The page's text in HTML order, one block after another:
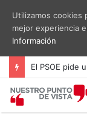
Utilizamos cookies
mejor experiencia
Información